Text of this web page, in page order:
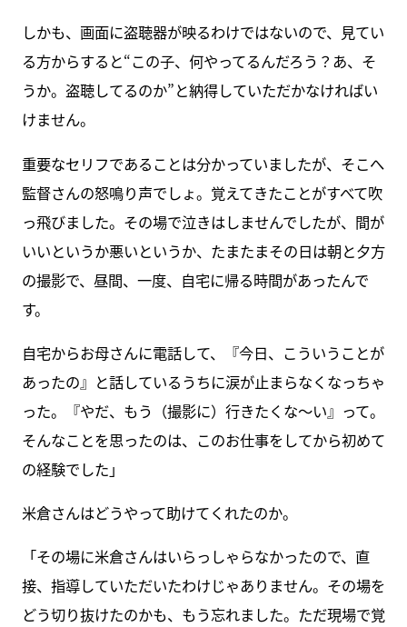
しかも、画面に盗聴器が映るわけではないので、見てい
る方からすると“この子、何やってるんだろう？あ、そ
うか。盗聴してるのか”と納得していただかなければい
けません。
重要なセリフであることは分かっていましたが、そこへ
監督さんの怒鳴り声でしょ。覚えてきたことがすべて吹
っ飛びました。その場で泣きはしませんでしたが、間が
いいというか悪いというか、たまたまその日は朝と夕方
の撮影で、昼間、一度、自宅に帰る時間があったんで
す。
自宅からお母さんに電話して、『今日、こういうことが
あったの』と話しているうちに涙が止まらなくなっちゃ
った。『やだ、もう（撮影に）行きたくな～い』って。
そんなことを思ったのは、このお仕事をしてから初めて
の経験でした」
米倉さんはどうやって助けてくれたのか。
「その場に米倉さんはいらっしゃらなかったので、直
接、指導していただいたわけじゃありません。その場を
どう切り抜けたのかも、もう忘れました。ただ現場で覚